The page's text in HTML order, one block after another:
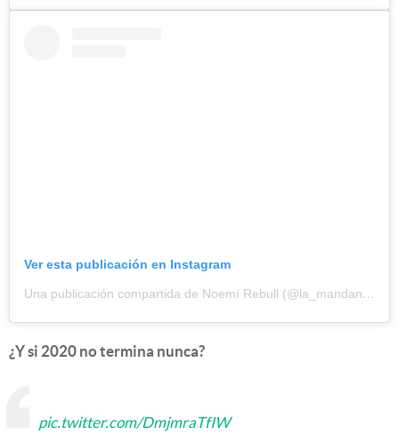
Ver esta publicación en Instagram
Una publicación compartida de Noemí Rebull (@la_mandanga)
¿Y si 2020 no termina nunca?
pic.twitter.com/DmjmraTfIW